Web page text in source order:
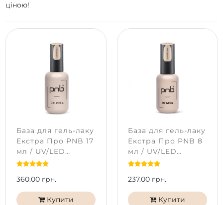
ціною!
База для гель-лаку
Екстра Про PNB 17
мл / UV/LED
ExtraPro Base PNB
360.00 грн.
Купити
База для гель-лаку
Екстра Про PNB 8
мл / UV/LED
ExtraPro Base PNB
237.00 грн.
Купити